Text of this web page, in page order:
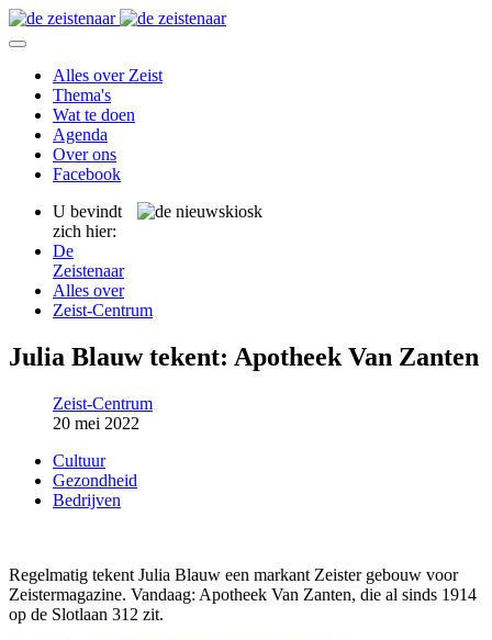
Alles over Zeist
Thema's
Wat te doen
Agenda
Over ons
Facebook
U bevindt
zich hier:
De
Zeistenaar
Alles over
Zeist-Centrum
Julia Blauw tekent: Apotheek Van Zanten
Zeist-Centrum
20 mei 2022
Cultuur
Gezondheid
Bedrijven
Regelmatig tekent Julia Blauw een markant Zeister gebouw voor
Zeistermagazine. Vandaag: Apotheek Van Zanten, die al sinds 1914
op de Slotlaan 312 zit.